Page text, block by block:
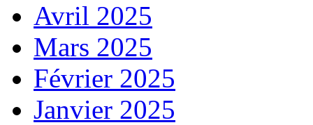
Avril 2025
Mars 2025
Février 2025
Janvier 2025